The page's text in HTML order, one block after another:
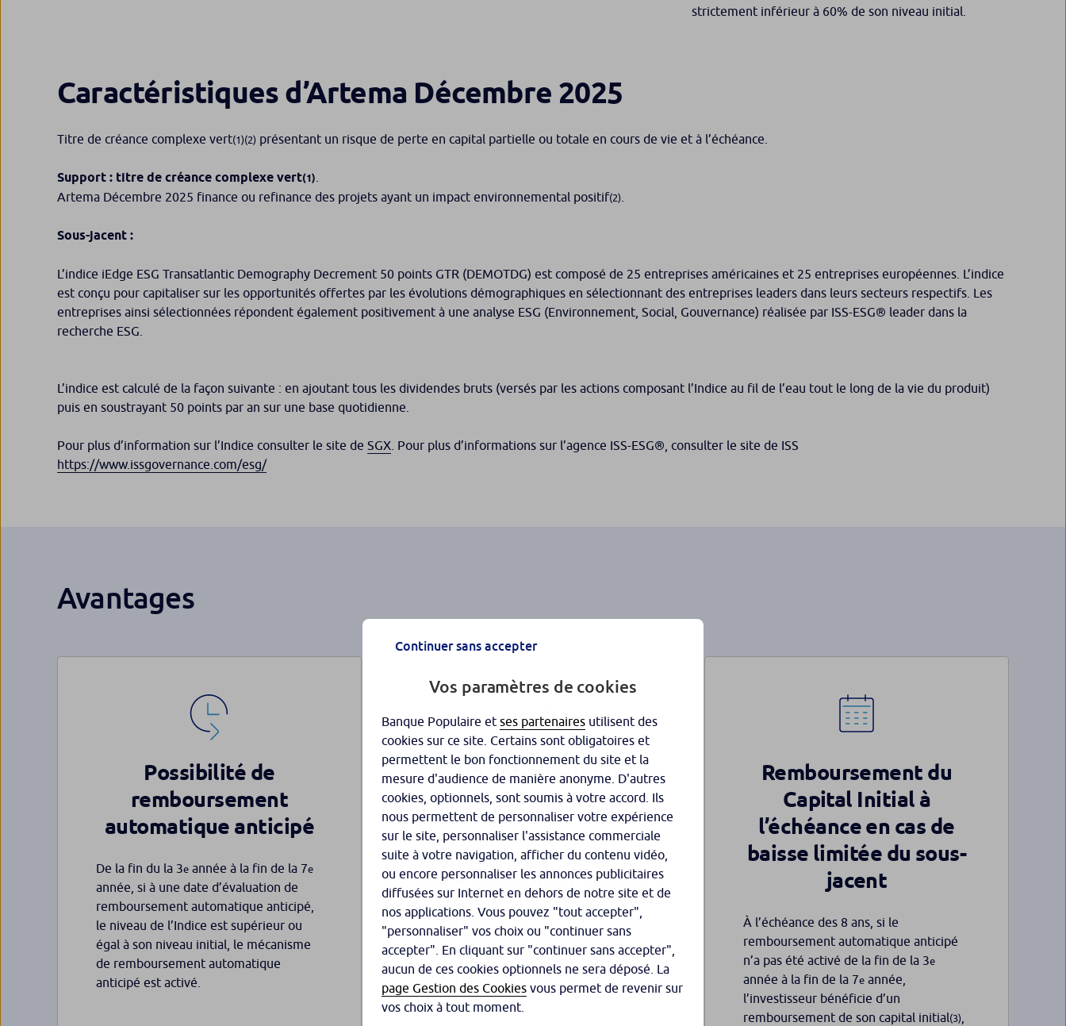
strictement inférieur à 60% de son niveau initial.
Caractéristiques d’Artema Décembre 2025
Titre de créance complexe vert(1)(2) présentant un risque de perte en capital partielle ou totale en cours de vie et à l’échéance.
Support : titre de créance complexe vert(1)
Artema Décembre 2025 finance ou refinance des projets ayant un impact environnemental positif(2)
Sous-jacent :
L’indice iEdge ESG Transatlantic Demography Decrement 50 points GTR (DEMOTDG) est composé de 25 entreprises américaines et 25 entreprises européennes. L’indice
est conçu pour capitaliser sur les opportunités offertes par les évolutions démographiques en sélectionnant des entreprises leaders dans leurs secteurs respectifs. Les
entreprises ainsi sélectionnées répondent également positivement à une analyse ESG (Environnement, Social, Gouvernance) réalisée par ISS-ESG® leader dans la
recherche ESG.
L’indice est calculé de la façon suivante : en ajoutant tous les dividendes bruts (versés par les actions composant l’Indice au fil de l’eau tout le long de la vie du produit)
puis en soustrayant 50 points par an sur une base quotidienne.
Pour plus d’information sur l’Indice consulter le site de SGX . Pour plus d’informations sur l’agence ISS-ESG®, consulter le site de ISS
https://www.issgovernance.com/esg/
Avantages
Possibilité de
remboursement
automatique anticipé
De la fin du la 3e année à la fin de la 7e
année, si à une date d’évaluation de
remboursement automatique anticipé,
le niveau de l’Indice est supérieur ou
égal à son niveau initial, le mécanisme
de remboursement automatique
anticipé est activé.
Gain potentiel sous
certaines conditions
En cas d’activation du mécanisme de
remboursement anticipé, possible de la
fin de la 3eannée à la fin de la 7eannée,
ou à l’échéance, si le niveau de l’indice
est supérieur ou égal à son niveau
initial, l’investisseur bénéficie de son
capital initial augmenté d’un gain de
8,25 % par année écoulée (3).
Remboursement du
Capital Initial à
l’échéance en cas de
baisse limitée du sous-
jacent
À l’échéance des 8 ans, si le
remboursement automatique anticipé
n’a pas été activé de la fin de la 3e
année à la fin de la 7e année,
l’investisseur bénéficie d’un
remboursement de son capital initial(3)
Continuer sans accepter
Vos paramètres de cookies
Banque Populaire et ses partenaires utilisent des
cookies sur ce site. Certains sont obligatoires et
permettent le bon fonctionnement du site et la
mesure d'audience de manière anonyme. D'autres
cookies, optionnels, sont soumis à votre accord. Ils
nous permettent de personnaliser votre expérience
sur le site, personnaliser l'assistance commerciale
suite à votre navigation, afficher du contenu vidéo,
ou encore personnaliser les annonces publicitaires
diffusées sur Internet en dehors de notre site et de
nos applications. Vous pouvez "tout accepter",
"personnaliser" vos choix ou "continuer sans
accepter". En cliquant sur "continuer sans accepter",
aucun de ces cookies optionnels ne sera déposé. La
page Gestion des Cookies vous permet de revenir sur
vos choix à tout moment.